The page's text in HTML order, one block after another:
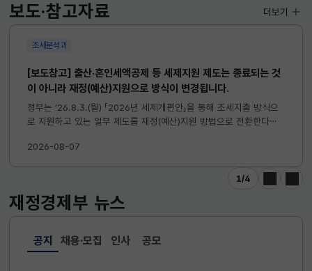
보도·참고자료
조세분석과
[보도참고] 출산·혼인세액공제 등 세제지원 제도는 종료되는 것
이 아니라 재정(예산)지원으로 방식이 변경됩니다.
정부는 ’26.8.3.(월) 「2026년 세제개편안」을 통해 조세지출 방식으
로 지원하고 있는 일부 제도를 재정(예산)지원 방법으로 전환한다고
2026-08-07
1/4
이전 다음
더보기
재정경제부 뉴스
공지
선택됨
채용·모집 인사 공모